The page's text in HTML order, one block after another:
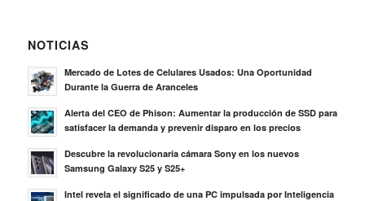
NOTICIAS
Mercado de Lotes de Celulares Usados: Una Oportunidad
Durante la Guerra de Aranceles
Alerta del CEO de Phison: Aumentar la producción de SSD para
satisfacer la demanda y prevenir disparo en los precios
Descubre la revolucionaria cámara Sony en los nuevos
Samsung Galaxy S25 y S25+
Intel revela el significado de una PC impulsada por Inteligencia